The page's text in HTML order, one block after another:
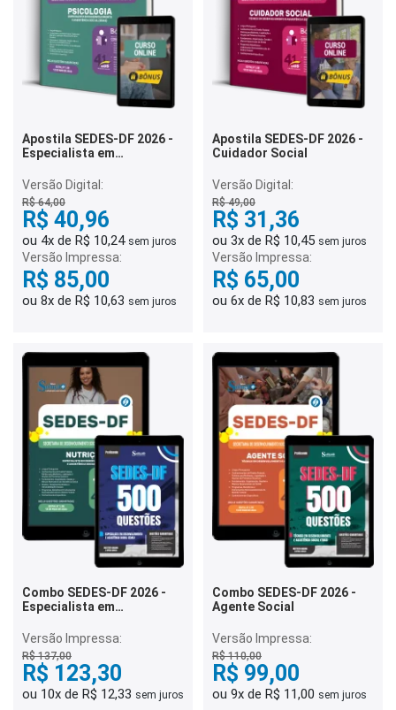
Apostila SEDES-DF 2026 -
Especialista em
Assistência Social (EDAS) -
Psicologia
Versão Digital:
R$ 64,00
R$ 40,96
ou 4x de R$ 10,24 sem juros
Versão Impressa:
R$ 85,00
ou 8x de R$ 10,63 sem juros
Apostila SEDES-DF 2026 -
Cuidador Social
Versão Digital:
R$ 49,00
R$ 31,36
ou 3x de R$ 10,45 sem juros
Versão Impressa:
R$ 65,00
ou 6x de R$ 10,83 sem juros
Combo SEDES-DF 2026 -
Especialista em
Assistência Social (EDAS) -
Nutrição
Versão Impressa:
R$ 137,00
R$ 123,30
ou 10x de R$ 12,33 sem juros
Combo SEDES-DF 2026 -
Agente Social
Versão Impressa:
R$ 110,00
R$ 99,00
ou 9x de R$ 11,00 sem juros